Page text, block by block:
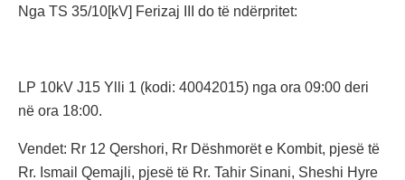
Nga TS 35/10[kV] Ferizaj III do të ndërpritet:
LP 10kV J15 Ylli 1 (kodi: 40042015) nga ora 09:00 deri
në ora 18:00.
Vendet: Rr 12 Qershori, Rr Dëshmorët e Kombit, pjesë të
Rr. Ismail Qemajli, pjesë të Rr. Tahir Sinani, Sheshi Hyre